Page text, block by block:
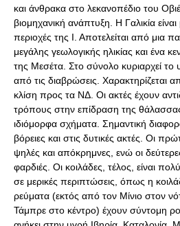
και άνθρακα στο λεκανοπέδιο του
βιομηχανική ανάπτυξη. Η Γαλικία
περιοχές της Ι. Αποτελείται από μια
μεγάλης γεωλογικής ηλικίας και ένα
της Μεσέτα. Στο σύνολο κυριαρχεί το
από τις διαβρώσεις. Χαρακτηρίζεται
κλίση προς τα ΝΔ. Οι ακτές έχουν
τρόπους στην επίδραση της
ιδιόμορφα σχήματα. Σημαντική
βόρειες και στις δυτικές ακτές. Οι
ψηλές και απόκρημνες, ενώ οι
φαρδιές. Οι κοιλάδες, τέλος, είναι
σε μερικές περιπτώσεις, όπως η
ρεύματα (εκτός από τον Μίνιο στον
Τάμπρε στο κέντρο) έχουν σύντομη